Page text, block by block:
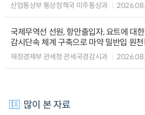
산업통상부 통상정책국 미주통상과
국제무역선 선원, 항만출입자, 요트에 대
감시단속 체계 구축으로 마약 밀반입 원천
재정경제부 관세청 관세국경감시과
많이 본 자료